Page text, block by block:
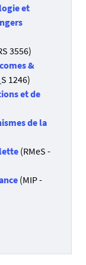
et
3556)
&
1246)
et de
de la
(RMeS -
(MIP -